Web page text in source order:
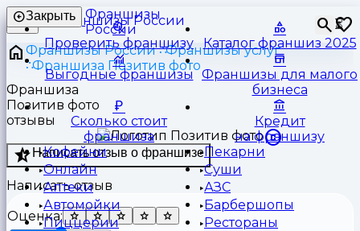
Франшизы
России
⏳
Закрыть
Проверить франшизу Каталог франшиз 2025
Выгодные франшизы
Франшизы для малого
бизнеса
Сколько стоит
франшиза
Кредит
на франшизу
Кофейни
Пекарни
Онлайн
Суши
Аптеки
АЗС
Автомойки
Барбершопы
Пиццерии
Рестораны
Франшизы России
Франшизы услуг
Франшиза Позитив фото
Франшиза
Позитив фото
отзывы
Написать отзыв о франшизе
Написать отзыв
Оценка: